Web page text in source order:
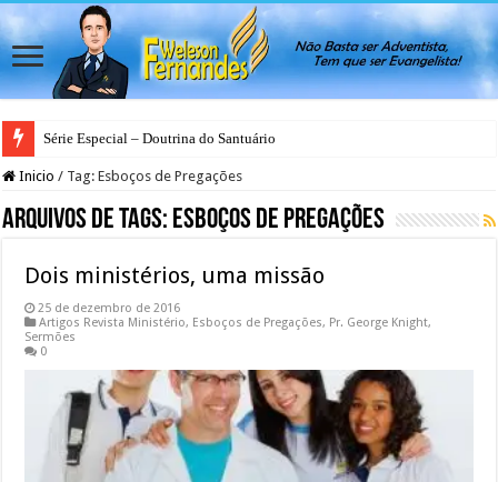
Série Especial – Doutrina do Santuário
Inicio / Tag:Esboços de Pregações
Arquivos de Tags: Esboços de Pregações
Dois ministérios, uma missão
25 de dezembro de 2016
Artigos Revista Ministério, Esboços de Pregações, Pr. George Knight,
Sermões
0